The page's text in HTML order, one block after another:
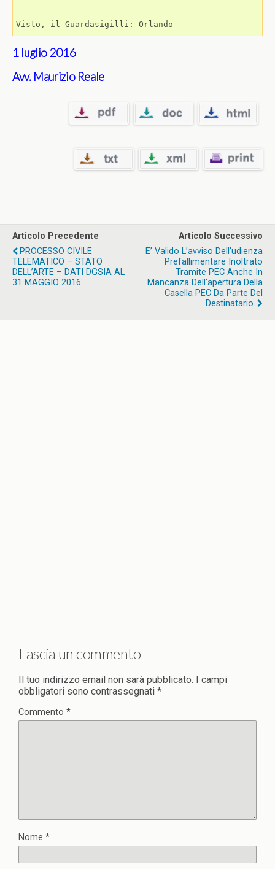
Visto, il Guardasigilli: Orlando
1 luglio 2016
Avv. Maurizio Reale
Articolo Precedente
PROCESSO CIVILE
TELEMATICO – STATO
DELL’ARTE – DATI DGSIA AL
31 MAGGIO 2016
Articolo Successivo
E’ Valido L’avviso Dell’udienza
Prefallimentare Inoltrato
Tramite PEC Anche In
Mancanza Dell’apertura Della
Casella PEC Da Parte Del
Destinatario.
Lascia un commento
Il tuo indirizzo email non sarà pubblicato.
I campi
obbligatori sono contrassegnati *
Commento *
Nome *